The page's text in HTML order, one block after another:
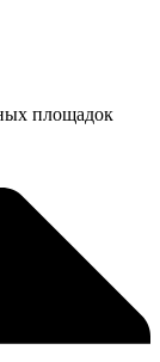
площадок